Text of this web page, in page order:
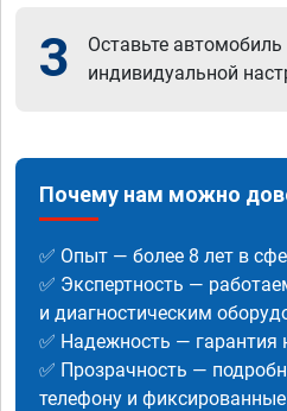
3
Оставьте
индивидуальной
Почему нам можно
✅ Опыт — более 8 лет в
✅ Экспертность —
и диагностическим
✅ Надежность — гарантия
✅ Прозрачность —
телефону и